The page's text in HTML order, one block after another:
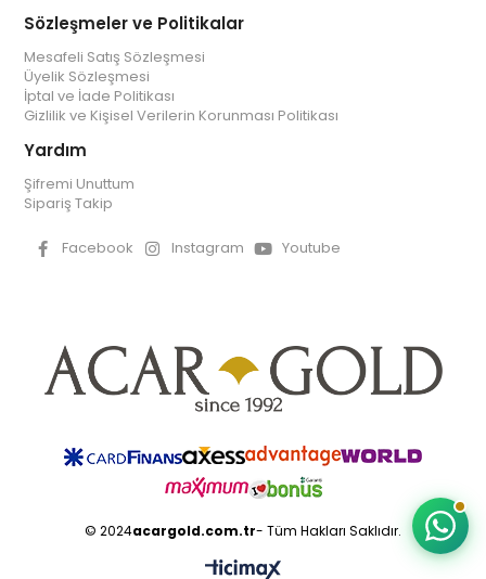
Sözleşmeler ve Politikalar
Mesafeli Satış Sözleşmesi
Üyelik Sözleşmesi
İptal ve İade Politikası
Gizlilik ve Kişisel Verilerin Korunması Politikası
Yardım
Şifremi Unuttum
Sipariş Takip
Facebook Instagram Youtube
© 2024acargold.com.tr- Tüm Hakları Saklıdır.